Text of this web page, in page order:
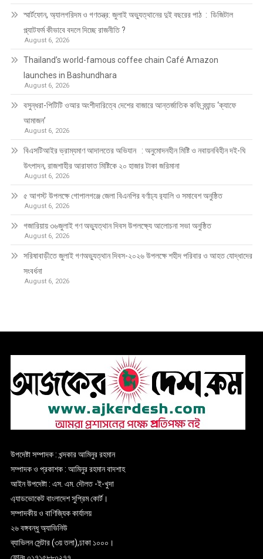
স্মার্টফোন, অ্যালগরিদম ও গণতন্ত্র: জুলাই অভ্যুত্থানের দুই বছরের পাঠ : ডিজিটাল
প্ল্যাটফর্ম কীভাবে বদলে দিচ্ছে রাজনীতি ?
August 6, 2026
Thailand’s world-famous coffee chain Café Amazon
launches in Bashundhara
August 6, 2026
বসুন্ধরা-পিটিটি ওআর অংশীদারিত্বে দেশের বাজারে আন্তর্জাতিক কফি ব্র্যান্ড ‘ক্যাফে
আমাজন’
August 6, 2026
বিএসটিআইর ভ্রাম্যমাণ আদালতের অভিযান : অনুমোদনহীন মিষ্টি ও নবায়নবিহীন দই-ঘি
উৎপাদন, রাজশাহীর আরাফাত মিষ্টিকে ২০ হাজার টাকা জরিমানা
August 6, 2026
৫ আগস্ট উপলক্ষে গোপালগঞ্জে জেলা বিএনপির বর্ণাঢ্য র‍্যালি ও সমাবেশ অনুষ্ঠিত
August 6, 2026
গজারিয়ায় ৩৬জুলাই গণ অভ্যুত্থান দিবস উপলক্ষ্যে আলোচনা সভা অনুষ্ঠিত
August 6, 2026
সরিষাবাড়ীতে জুলাই গণঅভ্যুত্থান দিবস-২০২৬ উপলক্ষে শহীদ পরিবার ও আহত যোদ্ধাদের
সংবর্ধনা
August 6, 2026
উপদেষ্টা সম্পাদক : খন্দকার আমিনুর রহমান
সম্পাদক ও প্রকাশক : আমিনুর রহমান বাদশাহ
আইন উপদেষ্টা : এস. এম. দৌলত -ই-খুদা
এ্যাডভোকেট বাংলাদেশ সুপ্রিম কোর্ট।
সম্পাদকীয় ও বাণিজ্যিক কার্যালয়
২৬ বঙ্গবন্ধু অ্যাভিনিউ
ব্যাভিলন সেন্টার (৩য় তলা),ঢাকা ১০০০।